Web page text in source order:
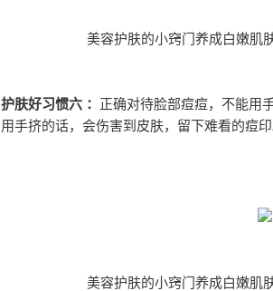
美容护肤的小窍门养成白嫩肌
护肤好习惯六 ： 正确对待脸部痘痘，不能用
用手挤的话，会伤害到皮肤，留下难看的痘印
美容护肤的小窍门养成白嫩肌